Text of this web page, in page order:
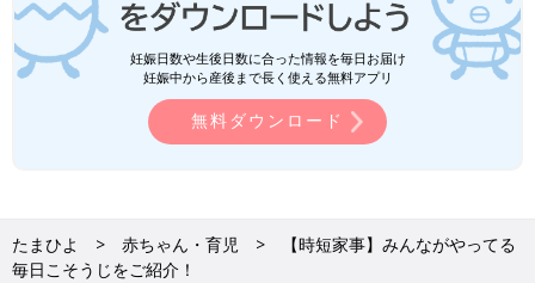
妊娠日数や生後日数に合った情報を毎日お届け
妊娠中から産後まで長く使える無料アプリ
無料ダウンロード
たまひよ 赤ちゃん・育児
【時短家事】みんながやってる
毎日こそうじをご紹介！